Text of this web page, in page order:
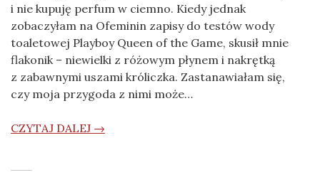
i nie kupuję perfum w ciemno. Kiedy jednak
zobaczyłam na Ofeminin zapisy do testów wody
toaletowej Playboy Queen of the Game, skusił mnie
flakonik – niewielki z różowym płynem i nakrętką
z zabawnymi uszami króliczka. Zastanawiałam się,
czy moja przygoda z nimi może…
CZYTAJ DALEJ →